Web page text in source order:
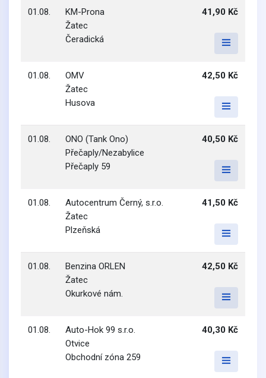
01.08.
KM-Prona
Žatec
Čeradická
41,90 Kč
01.08.
OMV
Žatec
Husova
42,50 Kč
01.08.
ONO (Tank Ono)
Přečaply/Nezabylice
Přečaply 59
40,50 Kč
01.08.
Autocentrum Černý, s.r.o.
Žatec
Plzeňská
41,50 Kč
01.08.
Benzina ORLEN
Žatec
Okurkové nám.
42,50 Kč
01.08.
Auto-Hok 99 s.r.o.
Otvice
Obchodní zóna 259
40,30 Kč